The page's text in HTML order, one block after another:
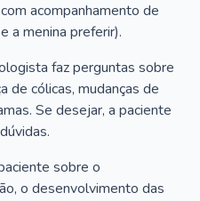
acompanhamento de
a menina preferir).
faz perguntas sobre
de cólicas, mudanças de
Se desejar, a paciente
sobre o
o desenvolvimento das